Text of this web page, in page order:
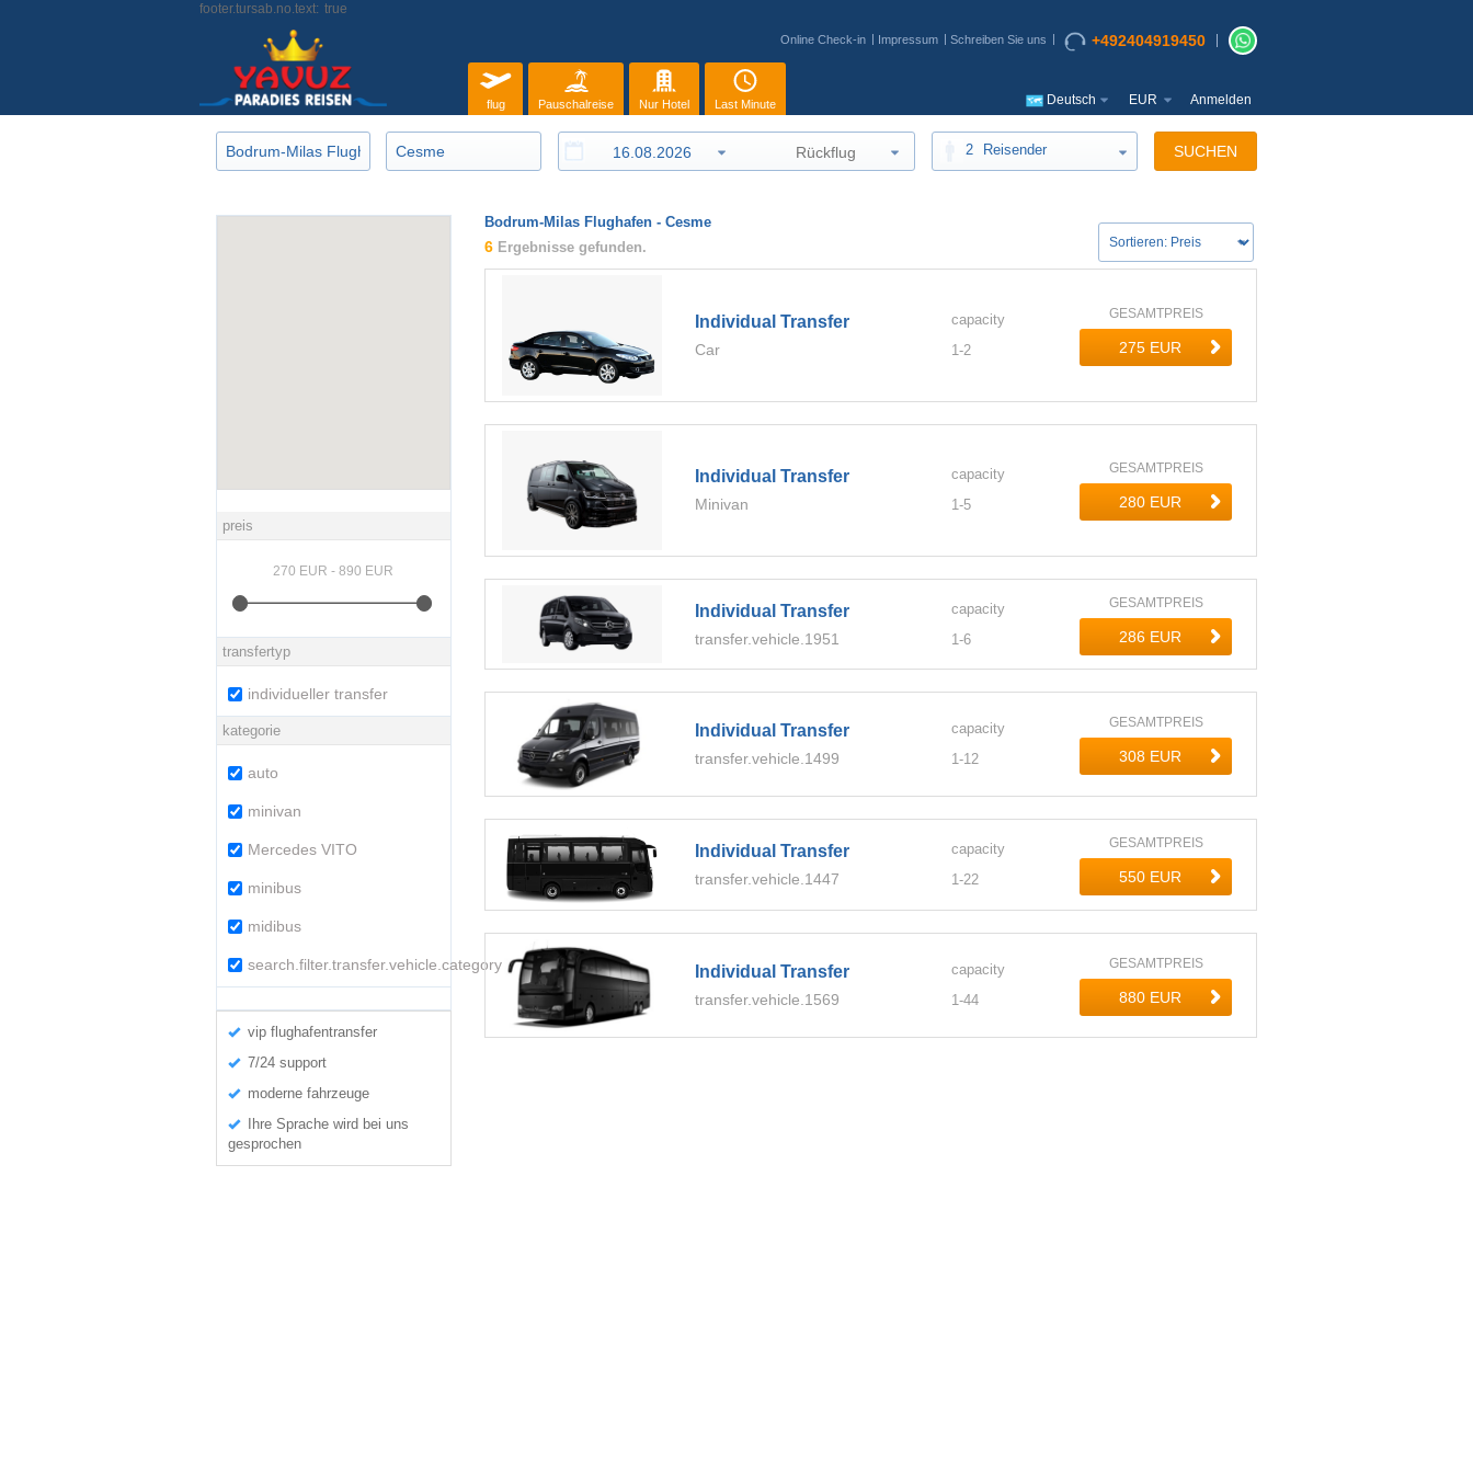
footer.tursab.no.text: true
Online Check-in Impressum Schreiben Sie uns +492404919450
flug Pauschalreise Nur Hotel Last Minute Deutsch EUR Anmelden
2 Reisender SUCHEN
preis
transfertyp
individueller transfer
kategorie
auto
minivan
Mercedes VITO
minibus
midibus
search.filter.transfer.vehicle.category.BUS
vip flughafentransfer
7/24 support
moderne fahrzeuge
Ihre Sprache wird bei uns
gesprochen
Bodrum-Milas Flughafen - Cesme
6 Ergebnisse gefunden.
Individual Transfer
Car
capacity
1-2
GESAMTPREIS
Individual Transfer
Minivan
capacity
1-5
GESAMTPREIS
Individual Transfer
transfer.vehicle.1951
capacity
1-6
GESAMTPREIS
Individual Transfer
transfer.vehicle.1499
capacity
1-12
GESAMTPREIS
Individual Transfer
transfer.vehicle.1447
capacity
1-22
GESAMTPREIS
Individual Transfer
transfer.vehicle.1569
capacity
1-44
GESAMTPREIS